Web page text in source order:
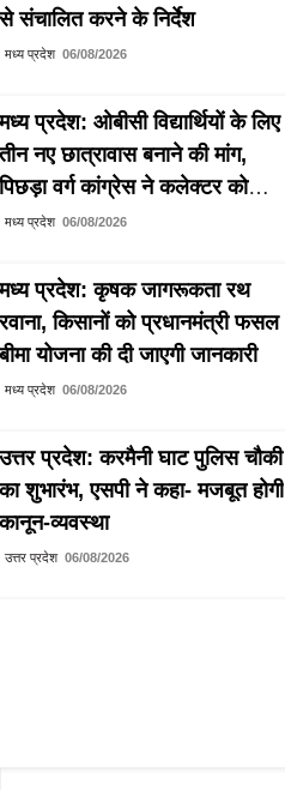
से संचालित करने के निर्देश
मध्य प्रदेश 06/08/2026
मध्य प्रदेश: ओबीसी विद्यार्थियों के लिए
तीन नए छात्रावास बनाने की मांग,
पिछड़ा वर्ग कांग्रेस ने कलेक्टर को
सौंपा ज्ञापन
मध्य प्रदेश 06/08/2026
मध्य प्रदेश: कृषक जागरूकता रथ
रवाना, किसानों को प्रधानमंत्री फसल
बीमा योजना की दी जाएगी जानकारी
मध्य प्रदेश 06/08/2026
उत्तर प्रदेश: करमैनी घाट पुलिस चौकी
का शुभारंभ, एसपी ने कहा- मजबूत होगी
कानून-व्यवस्था
उत्तर प्रदेश 06/08/2026